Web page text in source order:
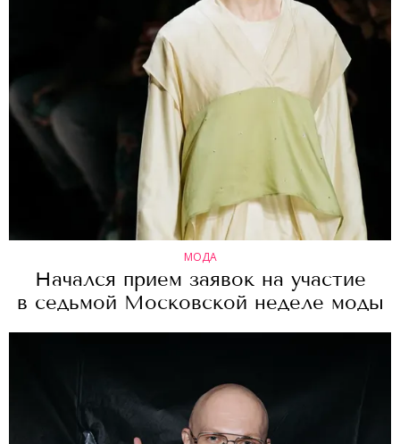
МОДА
Начался прием заявок на участие
в седьмой Московской неделе моды